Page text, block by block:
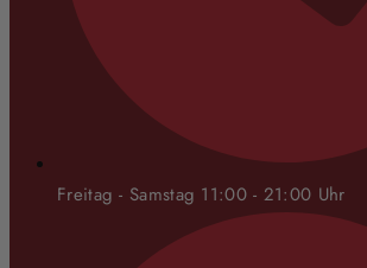
Freitag - Samstag 11:00 - 21:00 Uhr